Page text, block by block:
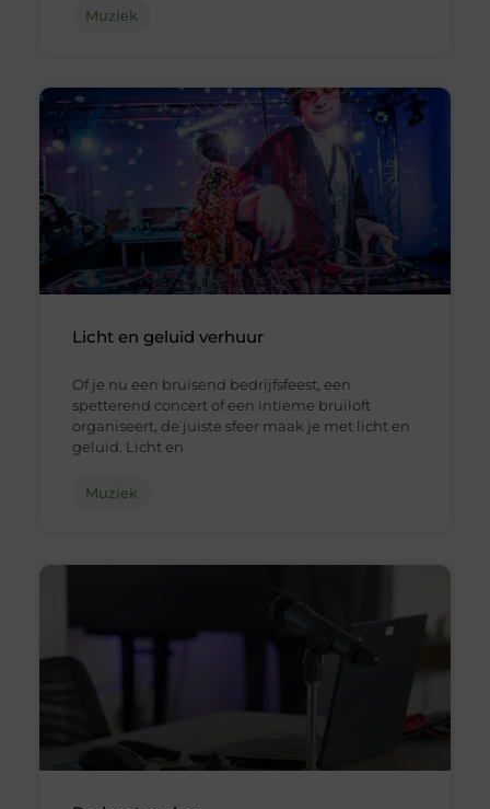
Muziek
Licht en geluid verhuur
Of je nu een bruisend bedrijfsfeest, een
spetterend concert of een intieme bruiloft
organiseert, de juiste sfeer maak je met licht en
geluid. Licht en
Muziek